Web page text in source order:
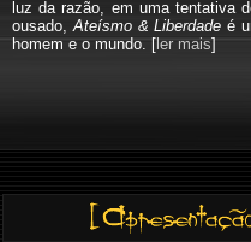
luz da razão, em uma tentativa
ousado, Ateísmo & Liberdade é
homem e o mundo. [ler mais]